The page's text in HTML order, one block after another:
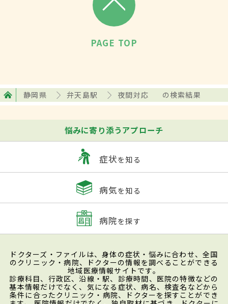
PAGE TOP
静岡県 弁天島駅 夜間対応 の検索結果
悩みに寄り添うアプローチ
症状を知る
病気を知る
病院を探す
ドクターズ・ファイルは、身体の症状・悩みに合わせ、全国
のクリニック・病院、ドクターの情報を調べることができる
地域医療情報サイトです。
診療科目、行政区、沿線・駅、診療時間、医院の特徴などの
基本情報だけでなく、気になる症状、病名、検査名などから
条件に合ったクリニック・病院、ドクターを探すことができ